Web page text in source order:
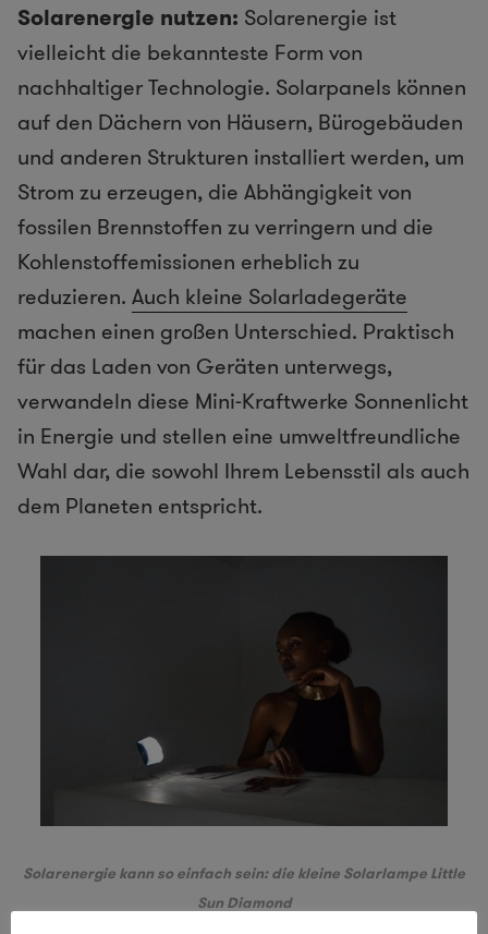
Solarenergie nutzen: Solarenergie ist
vielleicht die bekannteste Form von
nachhaltiger Technologie. Solarpanels können
auf den Dächern von Häusern, Bürogebäuden
und anderen Strukturen installiert werden, um
Strom zu erzeugen, die Abhängigkeit von
fossilen Brennstoffen zu verringern und die
Kohlenstoffemissionen erheblich zu
reduzieren. Auch kleine Solarladegeräte
machen einen großen Unterschied. Praktisch
für das Laden von Geräten unterwegs,
verwandeln diese Mini-Kraftwerke Sonnenlicht
in Energie und stellen eine umweltfreundliche
Wahl dar, die sowohl Ihrem Lebensstil als auch
dem Planeten entspricht.
Solarenergie kann so einfach sein: die kleine Solarlampe Little
Sun Diamond